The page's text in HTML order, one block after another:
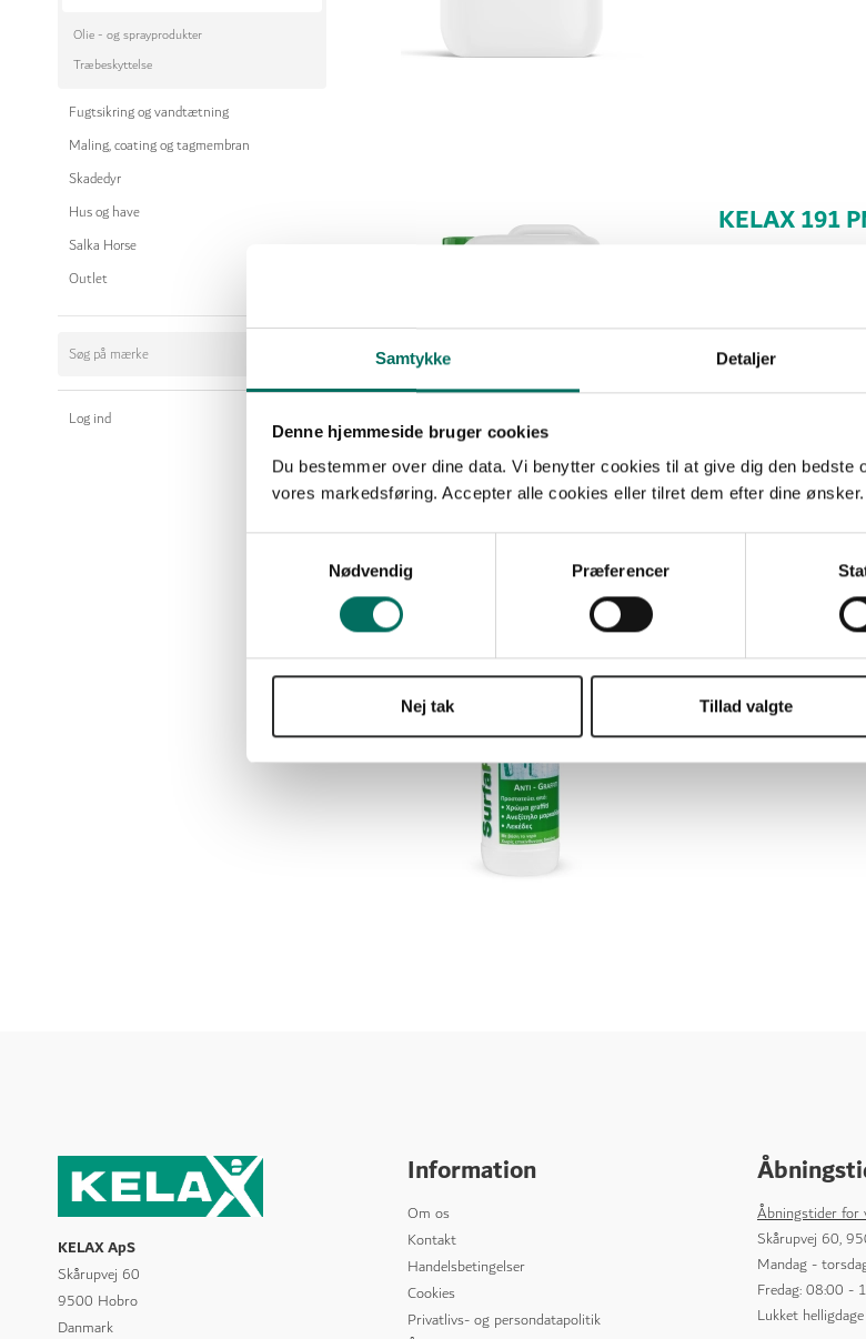
Samtykke Detaljer
Denne hjemmeside bruger cookies
Du bestemmer over dine data. Vi benytter cookies til at give dig den bedste
vores markedsføring. Accepter alle cookies eller tilret dem efter dine ønsker.
v
Nødvendig Præferencer
Nej tak Tillad valgte
Olie - og sprayprodukter
Træbeskyttelse
Fugtsikring og vandtætning
Maling, coating og tagmembran
Skadedyr
Hus og have
Salka Horse
Outlet
Log ind
KELAX 191
Nyhed NanoPhos
Liter
SPAG00EN01
KELAX ApS
Skårupvej 60
9500 Hobro
Danmark
Information
Om os
Kontakt
Handelsbetingelser
Cookies
Privatlivs- og persondatapolitik
Åbningstider for
Skårupvej 60,
Mandag -
Fredag: 08:00 -
Lukket helligdage